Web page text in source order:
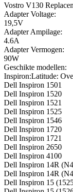
Vostro V130
Adapter Voltage:
19,5V
Adapter Ampilage:
4.6A
Adapter Vermogen:
90W
Geschikte modellen:
Inspiron:Latitude:
Dell Inspiron 1501
Dell Inspiron 1520
Dell Inspiron 1521
Dell Inspiron 1525
Dell Inspiron 1546
Dell Inspiron 1720
Dell Inspiron 1721
Dell Inspiron 2650
Dell Inspiron 4100
Dell Inspiron 14R
Dell Inspiron 14R
Dell Inspiron 15